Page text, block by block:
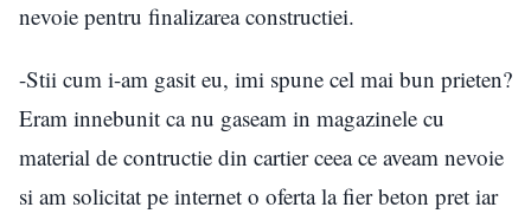
nevoie pentru finalizarea constructiei.
-Stii cum i-am gasit eu, imi spune cel mai bun prieten?
Eram innebunit ca nu gaseam in magazinele cu
material de contructie din cartier ceea ce aveam nevoie
si am solicitat pe internet o oferta la fier beton pret iar